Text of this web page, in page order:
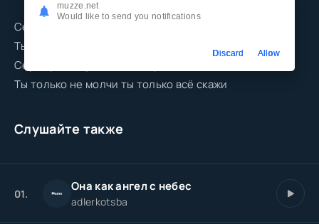
Сердцу моему смог подобрать ключи
Ты только мне ответь ты только всё скажи
Сердцу моему смог подобрать ключи
Ты только не молчи ты только всё скажи
Слушайте также
01. Она как ангел с небес
adlerkotsba
muzze.net
Would like to send you notifications
Discard Allow